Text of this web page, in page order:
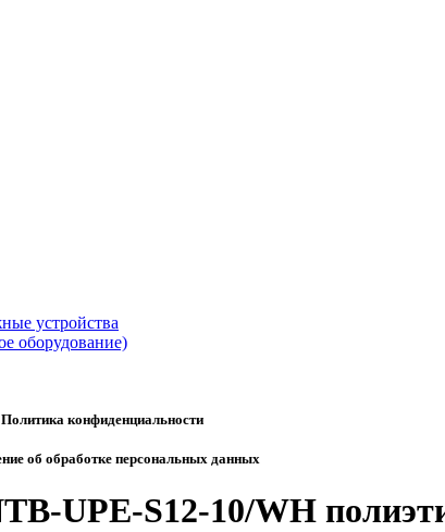
устройства
оборудование)
Политика конфиденциальности
об обработке персональных данных
UPE-S12-10/WH